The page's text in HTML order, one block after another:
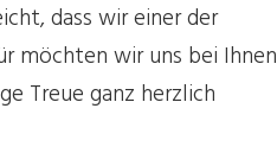
dass wir einer der
möchten wir uns bei Ihnen
Treue ganz herzlich